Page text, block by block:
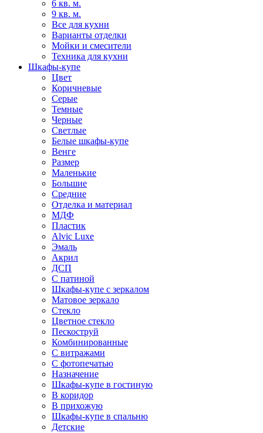
6 кв. м.
9 кв. м.
Все для кухни
Варианты отделки
Мойки и смесители
Техника для кухни
Шкафы-купе
Цвет
Коричневые
Серые
Темные
Черные
Светлые
Белые шкафы-купе
Венге
Размер
Маленькие
Большие
Средние
Отделка и материал
МДФ
Пластик
Alvic Luxe
Эмаль
Акрил
ДСП
С патиной
Шкафы-купе с зеркалом
Матовое зеркало
Стекло
Цветное стекло
Пескоструй
Комбинированные
С витражами
С фотопечатью
Назначение
Шкафы-купе в гостиную
В коридор
В прихожую
Шкафы-купе в спальню
Детские